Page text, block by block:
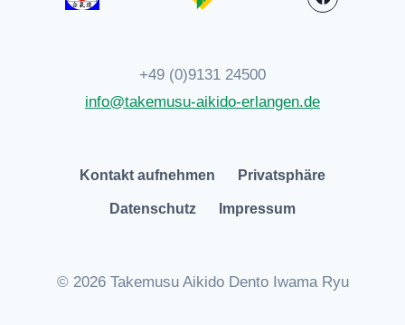
+49 (0)9131 24500
info@takemusu-aikido-erlangen.de
Kontakt aufnehmen Privatsphäre
Datenschutz Impressum
© 2026 Takemusu Aikido Dento Iwama Ryu